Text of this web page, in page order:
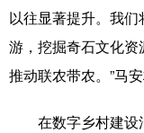
以往显著提升。我
游，挖掘奇石文化
推动联农带农。”马
在数字乡村建设